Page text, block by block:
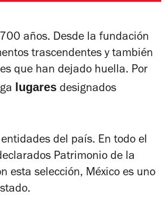
años. Desde la fundación
trascendentes y también
que han dejado huella. Por
lugares designados
del país. En todo el
Patrimonio de la
esta selección, México es uno